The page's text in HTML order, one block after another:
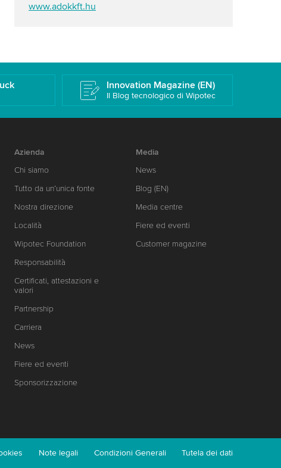
www.adokkft.hu
Innovation Magazine (EN)
Il Blog tecnologico di Wipotec
Azienda
Chi siamo
Tutto da un’unica fonte
Nostra direzione
Località
Wipotec Foundation
Responsabilità
Certificati, attestazioni e
valori
Partnership
Carriera
News
Fiere ed eventi
Sponsorizzazione
Media
News
Blog (EN)
Media centre
Fiere ed eventi
Customer magazine
Note legali Condizioni Generali Tutela dei dati